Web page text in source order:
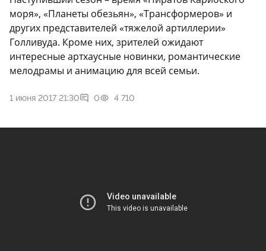
моря», «Планеты обезьян», «Трансформеров» и
других представителей «тяжелой артиллерии»
Голливуда. Кроме них, зрителей ожидают
интересные артхаусные новинки, романтические
мелодрамы и анимацию для всей семьи.
1 июня 2017 21:30 0 4 710